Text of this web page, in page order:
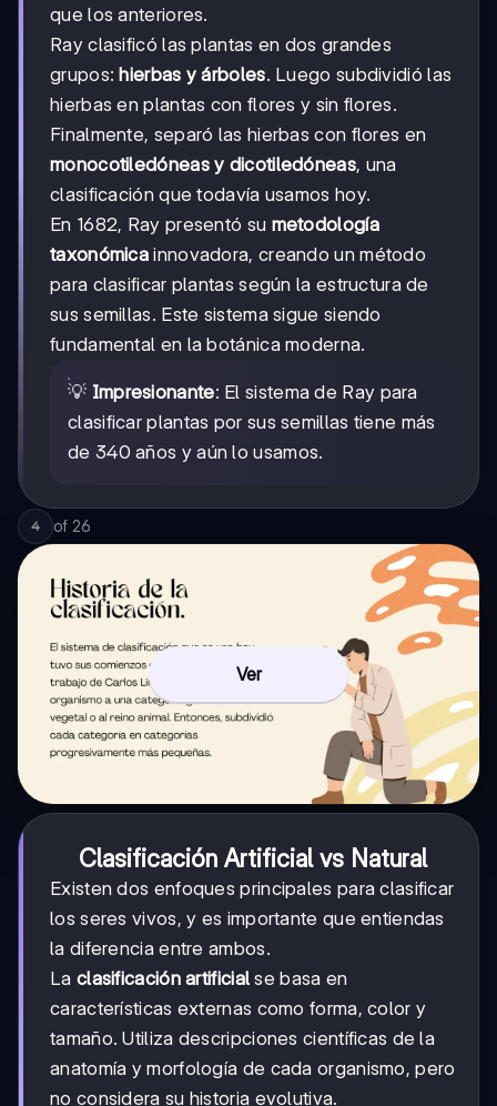
que los anteriores.
Ray clasificó las plantas en dos grandes
grupos:hierbas y árboles. Luego subdividió las
hierbas en plantas con flores y sin flores.
Finalmente, separó las hierbas con flores en
monocotiledóneas y dicotiledóneas, una
clasificación que todavía usamos hoy.
En 1682, Ray presentó su metodología
taxonómica innovadora, creando un método
para clasificar plantas según la estructura de
sus semillas. Este sistema sigue siendo
fundamental en la botánica moderna.
💡 Impresionante: El sistema de Ray para
clasificar plantas por sus semillas tiene más
de 340 años y aún lo usamos.
4 of 26
Ver
Clasificación Artificial vs Natural
Existen dos enfoques principales para clasificar
los seres vivos, y es importante que entiendas
la diferencia entre ambos.
La clasificación artificial se basa en
características externas como forma, color y
tamaño. Utiliza descripciones científicas de la
anatomía y morfología de cada organismo, pero
no considera su historia evolutiva.